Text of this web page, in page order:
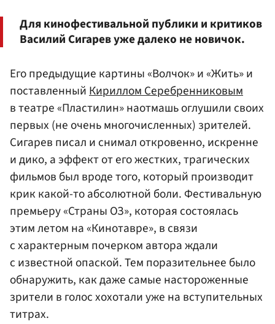
Для кинофестивальной публики и критиков
Василий Сигарев уже далеко не новичок.
Его предыдущие картины «Волчок» и «Жить» и
поставленныйКириллом Серебренниковым
в театре «Пластилин» наотмашь оглушили своих
первых (не очень многочисленных) зрителей.
Сигарев писал и снимал откровенно, искренне
и дико, а эффект от его жестких, трагических
фильмов был вроде того, который производит
крик какой-то абсолютной боли. Фестивальную
премьеру «Страны ОЗ», которая состоялась
этим летом на «Кинотавре», в связи
с характерным почерком автора ждали
с известной опаской. Тем поразительнее было
обнаружить, как даже самые настороженные
зрители в голос хохотали уже на вступительных
титрах.